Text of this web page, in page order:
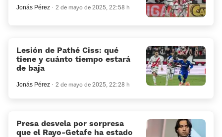
Jonás Pérez 2 de mayo de 2025, 22:58 h
Lesión de Pathé Ciss: qué
tiene y cuánto tiempo estará
de baja
Jonás Pérez 2 de mayo de 2025, 22:28 h
Presa desvela por sorpresa
que el Rayo-Getafe ha estado